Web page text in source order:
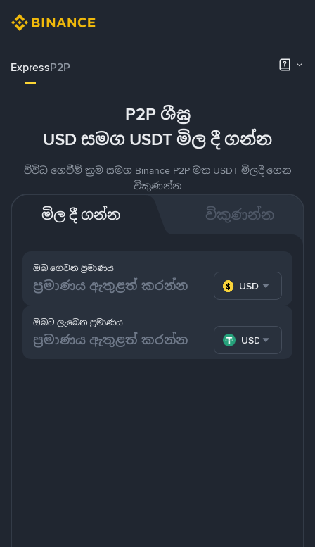
ExpressP2P
P2P ශීඝ්‍ර
USD සමග USDT මිල දී ගන්න
විවිධ ගෙවීම් ක්‍රම සමග Binance P2P මත USDT මිලදී ගෙන
විකුණන්න
මිල දී ගන්න විකුණන්න
ඔබ ගෙවන ප්‍රමාණය
USD
ඔබට ලැබෙන ප්‍රමාණය
USDT